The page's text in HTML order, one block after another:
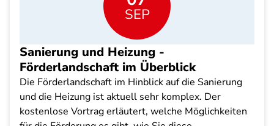
SEP
Sanierung und Heizung -
Förderlandschaft im Überblick
Die Förderlandschaft im Hinblick auf die Sanierung
und die Heizung ist aktuell sehr komplex. Der
kostenlose Vortrag erläutert, welche Möglichkeiten